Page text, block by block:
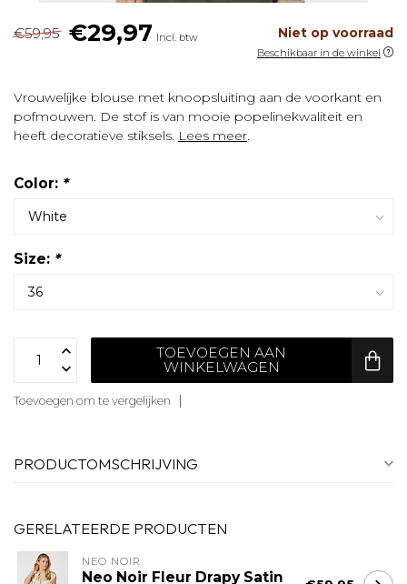
€59,95 €29,97 Incl. btw Niet op voorraad
Beschikbaar in de winkel
Vrouwelijke blouse met knoopsluiting aan de voorkant en
pofmouwen. De stof is van mooie popelinekwaliteit en
heeft decoratieve stiksels. Lees meer.
Color: *
Size: *
TOEVOEGEN AAN
WINKELWAGEN
Toevoegen om te vergelijken
PRODUCTOMSCHRIJVING
GERELATEERDE PRODUCTEN
NEO NOIR
Neo Noir Fleur Drapy Satin